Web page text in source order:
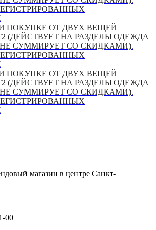
ПОКУПКЕ ОТ ДВУХ ВЕЩЕЙ
(ДЕЙСТВУЕТ НА РАЗДЕЛЫ ОДЕЖДА
СУММИРУЕТ СО СКИДКАМИ).
ПОКУПКЕ ОТ ДВУХ ВЕЩЕЙ
(ДЕЙСТВУЕТ НА РАЗДЕЛЫ ОДЕЖДА
СУММИРУЕТ СО СКИДКАМИ).
магазин в центре Санкт-
00